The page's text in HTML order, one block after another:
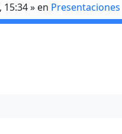
15:34» en Presentaciones